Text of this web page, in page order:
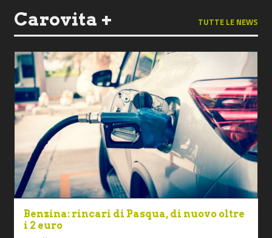
Carovita + TUTTE LE NEWS
Benzina: rincari di Pasqua, di nuovo oltre
i 2 euro